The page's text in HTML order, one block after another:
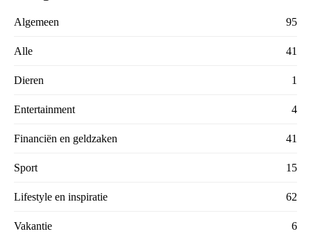
Algemeen 95
Alle 41
Dieren 1
Entertainment 4
Financiën en geldzaken 41
Sport 15
Lifestyle en inspiratie 62
Vakantie 6